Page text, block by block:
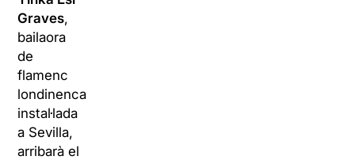
Graves,
bailaora
de
flamenc
londinenca
instal·lada
a Sevilla,
arribarà el